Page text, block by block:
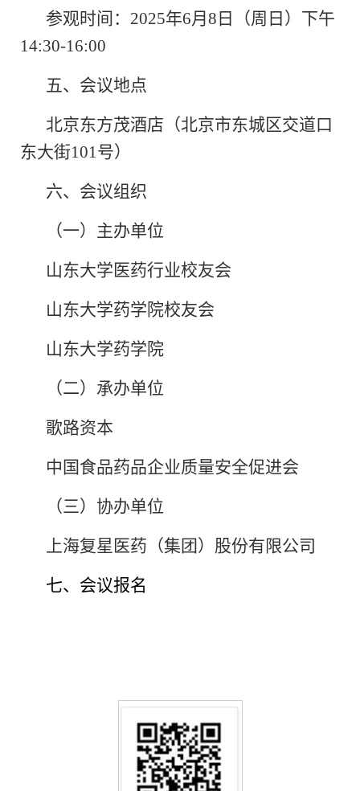
参观时间： 2025年6月 8 日（周日）下午
14:30-16:00
五、会议地点
北京东方茂酒店（北京市东城区交道口
东大街101号）
六、会议组织
（一）主办单位
山东大学医药行业校友会
山东大学药学院校友会
山东大学药学院
（二）承办单位
歌路资本
中国食品药品企业质量安全促进会
（三）协办单位
上海复星医药（集团）股份有限公司
七、会议报名